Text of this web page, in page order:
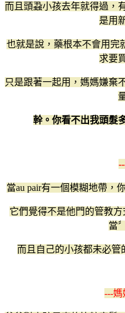
而且頭蝨小孩去年就得過，
是用
也就是說，藥根本不會用完
求要
只是跟著一起用，媽媽嫌棄
幹。你看不出我頭髮
當au pair有一個模糊地帶，
它們覺得不是他門的管教
當
而且自己的小孩都未必管
---媽